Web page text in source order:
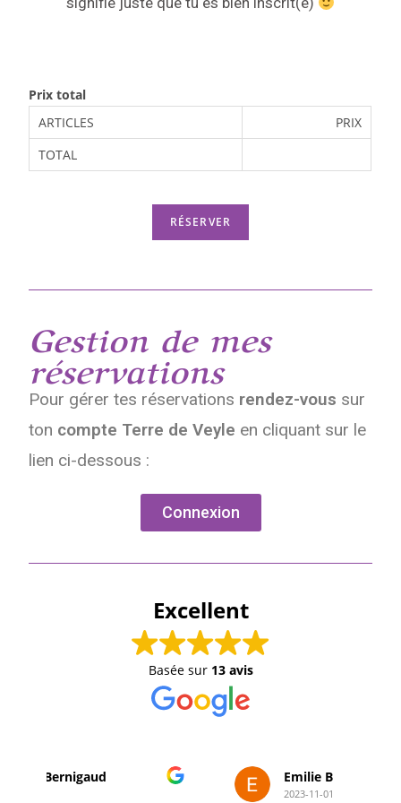
Prix total
ARTICLES
PRIX
TOTAL
Gestion de mes
réservations
Pour gérer tes réservations rendez-vous sur
ton compte Terre de Veyle en cliquant sur le
lien ci-dessous :
Connexion
Excellent
Basée sur 13 avis
Emilie B